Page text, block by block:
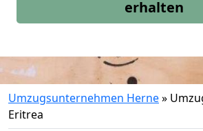
erhalten
Umzugsunternehmen Herne»
Eritrea